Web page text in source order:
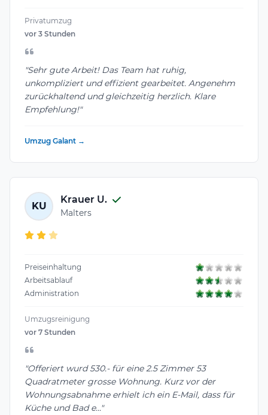
Privatumzug
vor 3 Stunden
"Sehr gute Arbeit! Das Team hat ruhig,
unkompliziert und effizient gearbeitet. Angenehm
zurückhaltend und gleichzeitig herzlich. Klare
Empfehlung!"
Umzug Galant →
KU
Krauer U.
Malters
Preiseinhaltung
Arbeitsablauf
Administration
Umzugsreinigung
vor 7 Stunden
"Offeriert wurd 530.- für eine 2.5 Zimmer 53
Quadratmeter grosse Wohnung. Kurz vor der
Wohnungsabnahme erhielt ich ein E-Mail, dass für
Küche und Bad e..."